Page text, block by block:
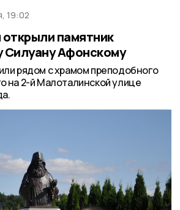
19:02
памятник
Силуану Афонскому
рядом с храмом преподобного
на 2-й Малоталинской улице